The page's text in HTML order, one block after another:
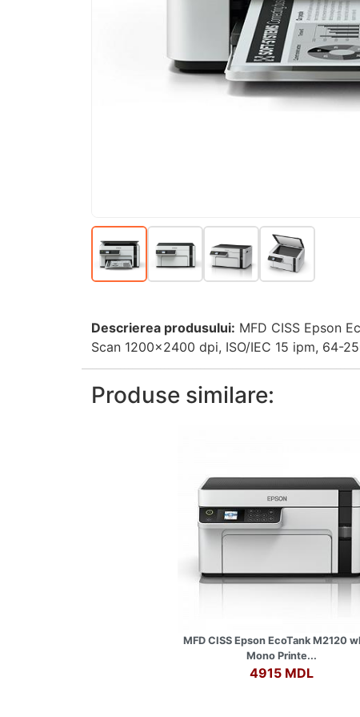
Descrierea produsului: MFD CISS Epson
Scan 1200x2400 dpi, ISO/IEC 15 ipm, 64-
Produse similare:
MFD CISS Epson EcoTank M2120
Mono Printe...
4915 MDL